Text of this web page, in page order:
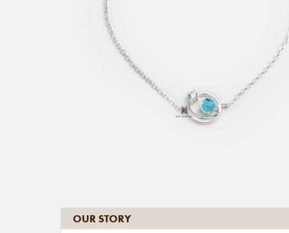
OUR STORY